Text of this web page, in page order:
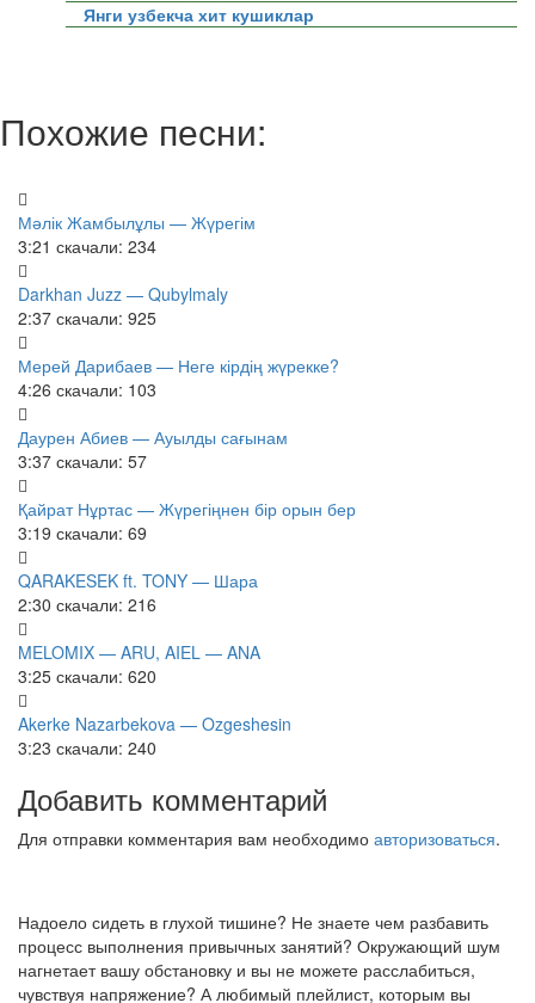
Янги узбекча хит кушиклар
Похожие песни:
Мәлік Жамбылұлы — Жүрегім
3:21 скачали: 234
Darkhan Juzz — Qubylmaly
2:37 скачали: 925
Мерей Дарибаев — Неге кірдің жүрекке?
4:26 скачали: 103
Даурен Абиев — Ауылды сағынам
3:37 скачали: 57
Қайрат Нұртас — Жүрегіңнен бір орын бер
3:19 скачали: 69
QARAKESEK ft. TONY — Шара
2:30 скачали: 216
MELOMIX — ARU, AIEL — ANA
3:25 скачали: 620
Akerke Nazarbekova — Ozgeshesin
3:23 скачали: 240
Добавить комментарий
Для отправки комментария вам необходимо авторизоваться.
Надоело сидеть в глухой тишине? Не знаете чем разбавить
процесс выполнения привычных занятий? Окружающий шум
нагнетает вашу обстановку и вы не можете расслабиться,
чувствуя напряжение? А любимый плейлист, которым вы